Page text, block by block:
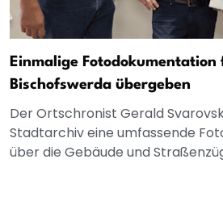
Einmalige
Bischofswerda übergeben
Der Ortschronist Gerald
Stadtarchiv eine umfassende
über die Gebäude und